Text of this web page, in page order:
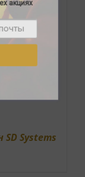
Systems